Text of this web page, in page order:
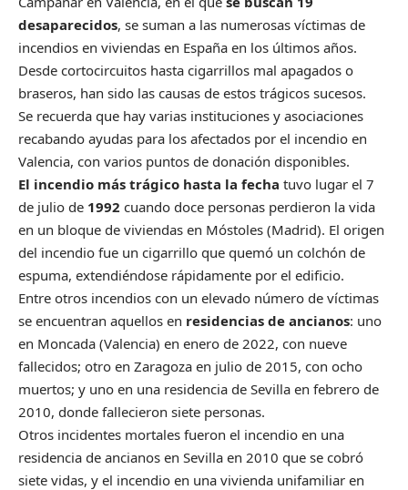
desaparecidos, se suman a las numerosas víctimas de
incendios en viviendas en España en los últimos años.
Desde cortocircuitos hasta cigarrillos mal apagados o
braseros, han sido las causas de estos trágicos sucesos.
Se recuerda que hay varias instituciones y asociaciones
recabando ayudas para los afectados por el incendio en
Valencia, con varios puntos de donación disponibles.
El incendio más trágico hasta la fecha tuvo lugar el 7
de julio de 1992 cuando doce personas perdieron la vida
en un bloque de viviendas en Móstoles (Madrid). El origen
del incendio fue un cigarrillo que quemó un colchón de
espuma, extendiéndose rápidamente por el edificio.
Entre otros incendios con un elevado número de víctimas
se encuentran aquellos en residencias de ancianos: uno
en Moncada (Valencia) en enero de 2022, con nueve
fallecidos; otro en Zaragoza en julio de 2015, con ocho
muertos; y uno en una residencia de Sevilla en febrero de
2010, donde fallecieron siete personas.
Otros incidentes mortales fueron el incendio en una
residencia de ancianos en Sevilla en 2010 que se cobró
siete vidas, y el incendio en una vivienda unifamiliar en